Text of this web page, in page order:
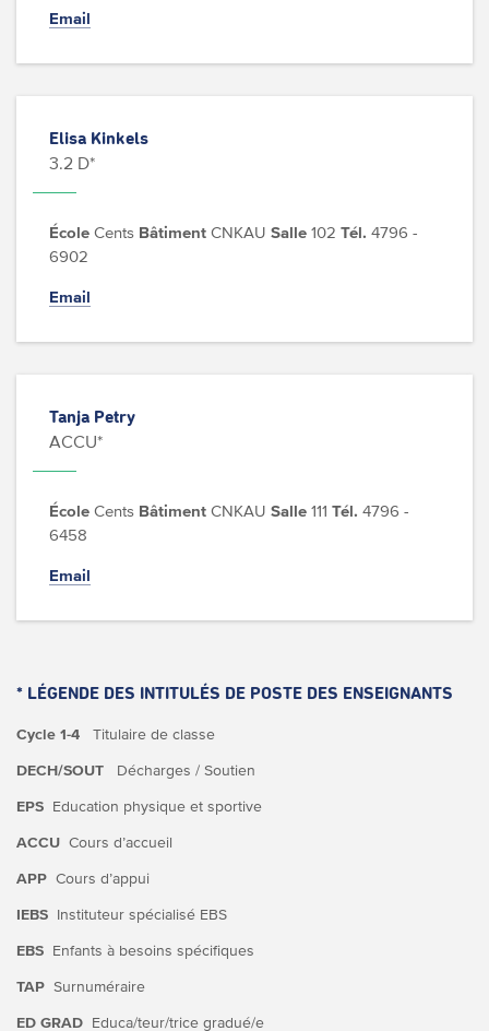
Email
Elisa Kinkels
3.2 D*
École Cents Bâtiment CNKAU Salle 102 Tél. 4796 -
6902
Email
Tanja Petry
ACCU*
École Cents Bâtiment CNKAU Salle 111 Tél. 4796 -
6458
Email
* LÉGENDE DES INTITULÉS DE POSTE DES ENSEIGNANTS
Cycle 1-4 Titulaire de classe
DECH/SOUT Décharges / Soutien
EPS Education physique et sportive
ACCU Cours d’accueil
APP Cours d’appui
IEBS Instituteur spécialisé EBS
EBS Enfants à besoins spécifiques
TAP Surnuméraire
ED GRAD Educa/teur/trice gradué/e